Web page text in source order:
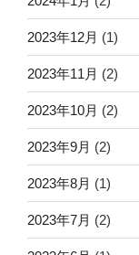
2023年12月 (1)
2023年11月 (2)
2023年10月 (2)
2023年9月 (2)
2023年8月 (1)
2023年7月 (2)